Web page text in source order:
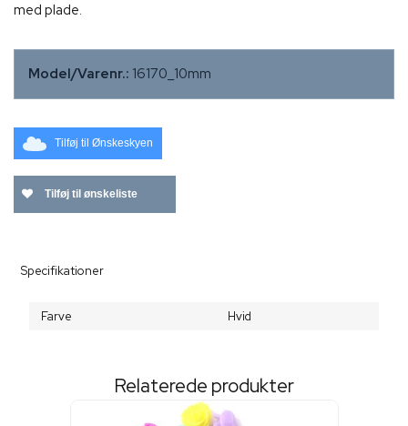
med plade.
Model/Varenr.: 16170_10mm
Tilføj til Ønskeskyen
Tilføj til ønskeliste
Specifikationer
Farve Hvid
Relaterede produkter